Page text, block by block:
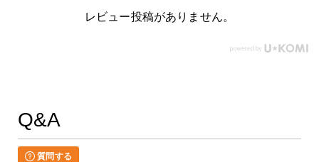
レビュー投稿がありません。
Q&A
質問する